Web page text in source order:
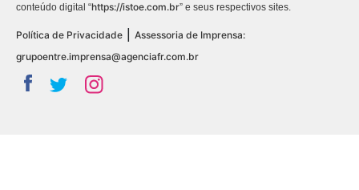
conteúdo digital “https://istoe.com.br” e seus respectivos sites.
Política de Privacidade
Assessoria de Imprensa:
grupoentre.imprensa@agenciafr.com.br